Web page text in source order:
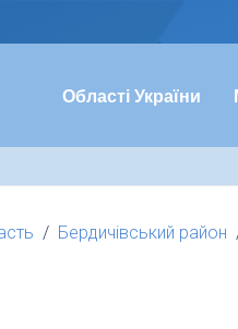
Області України
Бердичівський район